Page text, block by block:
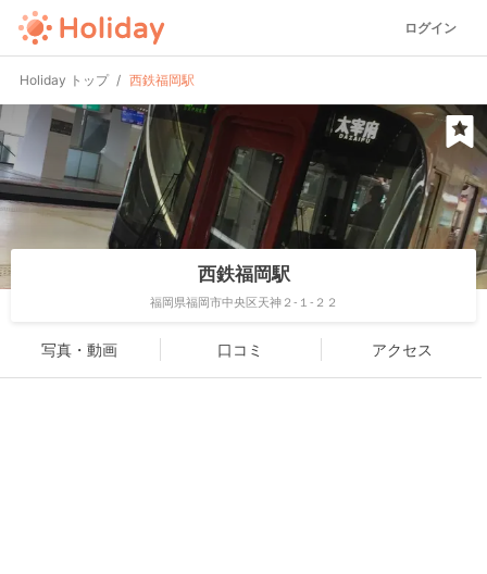
ログイン
Holiday トップ 西鉄福岡駅
西鉄福岡駅
福岡県福岡市中央区天神２-１-２２
写真・動画 口コミ アクセス